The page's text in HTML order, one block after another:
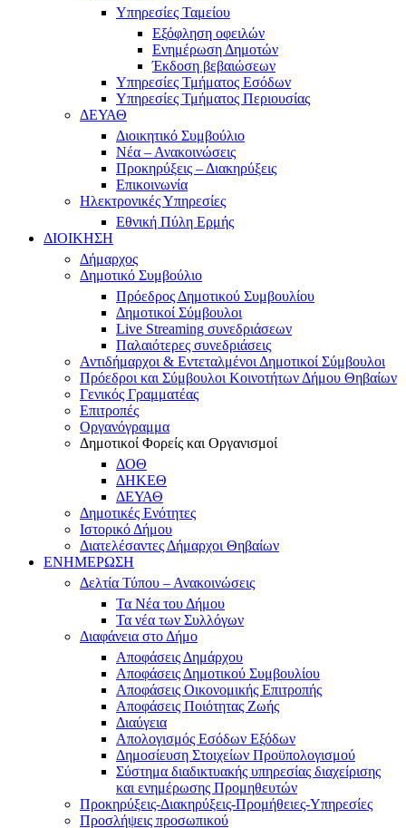
Υπηρεσίες Ταμείου
Εξόφληση οφειλών
Ενημέρωση Δημοτών
Έκδοση βεβαιώσεων
Υπηρεσίες Τμήματος Εσόδων
Υπηρεσίες Τμήματος Περιουσίας
ΔΕΥΑΘ
Διοικητικό Συμβούλιο
Νέα – Ανακοινώσεις
Προκηρύξεις – Διακηρύξεις
Επικοινωνία
Ηλεκτρονικές Υπηρεσίες
Εθνική Πύλη Ερμής
ΔΙΟΙΚΗΣΗ
Δήμαρχος
Δημοτικό Συμβούλιο
Πρόεδρος Δημοτικού Συμβουλίου
Δημοτικοί Σύμβουλοι
Live Streaming συνεδριάσεων
Παλαιότερες συνεδριάσεις
Αντιδήμαρχοι & Εντεταλμένοι Δημοτικοί Σύμβουλοι
Πρόεδροι και Σύμβουλοι Κοινοτήτων Δήμου Θηβαίων
Γενικός Γραμματέας
Επιτροπές
Οργανόγραμμα
Δημοτικοί Φορείς και Οργανισμοί
ΔΟΘ
ΔΗΚΕΘ
ΔΕΥΑΘ
Δημοτικές Ενότητες
Ιστορικό Δήμου
Διατελέσαντες Δήμαρχοι Θηβαίων
ΕΝΗΜΕΡΩΣΗ
Δελτία Τύπου – Ανακοινώσεις
Τα Νέα του Δήμου
Τα νέα των Συλλόγων
Διαφάνεια στο Δήμο
Αποφάσεις Δημάρχου
Αποφάσεις Δημοτικού Συμβουλίου
Αποφάσεις Οικονομικής Επιτροπής
Αποφάσεις Ποιότητας Ζωής
Διαύγεια
Απολογισμός Εσόδων Εξόδων
Δημοσίευση Στοιχείων Προϋπολογισμού
Σύστημα διαδικτυακής υπηρεσίας διαχείρισης
και ενημέρωσης Προμηθευτών
Προκηρύξεις-Διακηρύξεις-Προμήθειες-Υπηρεσίες
Προσλήψεις προσωπικού